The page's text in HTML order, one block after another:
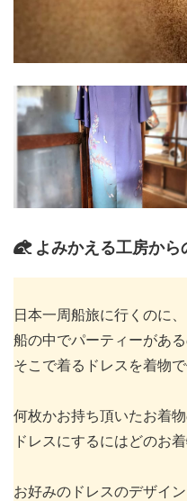
よみかえる工房から
日本一周船旅に行くのに、
船の中でパーティーがある
そこで着るドレスを着物
何枚かお持ち頂いたお着物
ドレスにするにはどのお
お好みのドレスのデザイ